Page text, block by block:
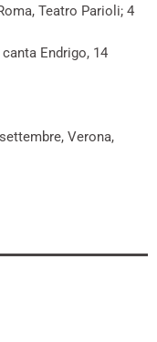
Teatro Parioli; 4
Endrigo, 14
Verona,